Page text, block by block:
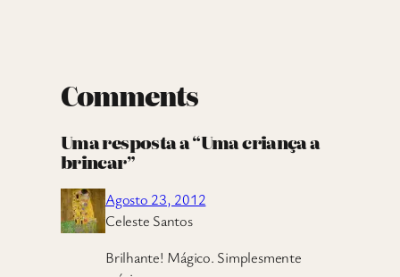
Comments
Uma resposta a “Uma criança a
brincar”
Agosto 23, 2012
Celeste Santos
Brilhante! Mágico. Simplesmente